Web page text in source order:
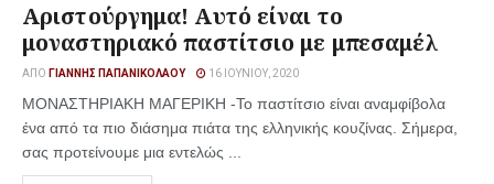
Αριστούργημα! Αυτό είναι το
μοναστηριακό παστίτσιο με μπεσαμέλ
ΑΠΌ ΓΙΆΝΝΗΣ ΠΑΠΑΝΙΚΟΛΆΟΥ 16 ΙΟΥΝΊΟΥ, 2020
ΜΟΝΑΣΤΗΡΙΑΚΗ ΜΑΓΕΡΙΚΗ -Το παστίτσιο είναι αναμφίβολα
ένα από τα πιο διάσημα πιάτα της ελληνικής κουζίνας. Σήμερα,
σας προτείνουμε μια εντελώς ...